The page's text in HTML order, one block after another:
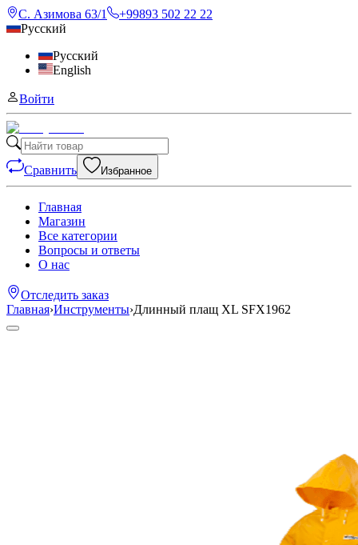
С. Азимова 63/1
+99893 502 22 22
Русский
Русский
English
Войти
Сравнить Избранное
Главная
Магазин
Все категории
Вопросы и ответы
О нас
Отследить заказ
Главная›Инструменты›Длинный плащ XL SFX1962